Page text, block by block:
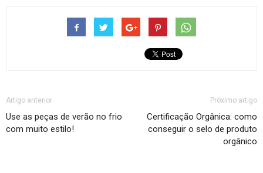
Artigo anterior
Use as peças de verão no frio
com muito estilo!
Próximo artigo
Certificação Orgânica: como
conseguir o selo de produto
orgânico